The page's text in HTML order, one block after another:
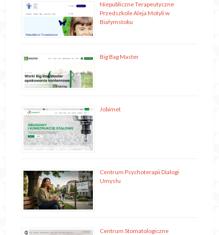
Niepubliczne Terapeutyczne
Przedszkole Aleja Motyli w
Białymstoku
Big Bag Master
Jobimet
Centrum Psychoterapii Dialogi
Umysłu
Centrum Stomatologiczne